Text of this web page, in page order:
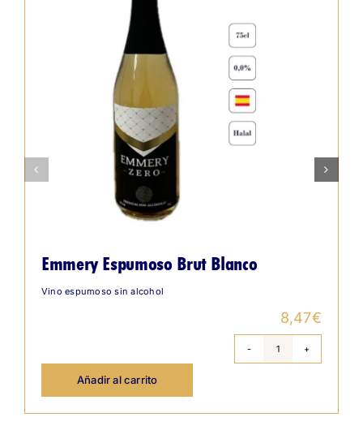
Emmery Espumoso Brut Blanco
Vino espumoso sin alcohol
8,47€
Emmery
Espumoso
Añadir al carrito